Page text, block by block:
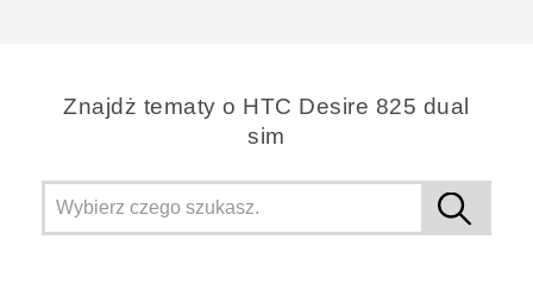
Znajdż tematy o HTC Desire 825 dual
sim